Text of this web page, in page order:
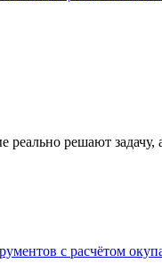
решают задачу, а
с расчётом